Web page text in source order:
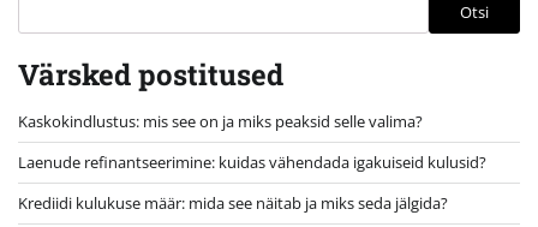
Otsi
Värsked postitused
Kaskokindlustus: mis see on ja miks peaksid selle valima?
Laenude refinantseerimine: kuidas vähendada igakuiseid kulusid?
Krediidi kulukuse määr: mida see näitab ja miks seda jälgida?